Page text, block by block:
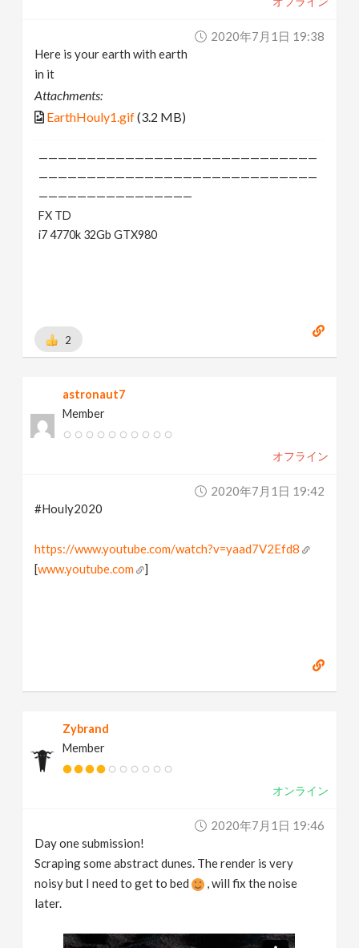
2020年7月1日 19:38
Here is your earth with earth
in it
Attachments:
EarthHouly1.gif(3.2 MB)
—————————————————————————————
—————————————————————————————
————————————————
FX TD
i7 4770k 32Gb GTX980
2
astronaut7
Member
オフライン
2020年7月1日 19:42
#Houly2020
https://www.youtube.com/watch?v=yaad7V2Efd8
[www.youtube.com ]
Zybrand
Member
オンライン
2020年7月1日 19:46
Day one submission!
Scraping some abstract dunes. The render is very
noisy but I need to get to bed
, will fix the noise
later.